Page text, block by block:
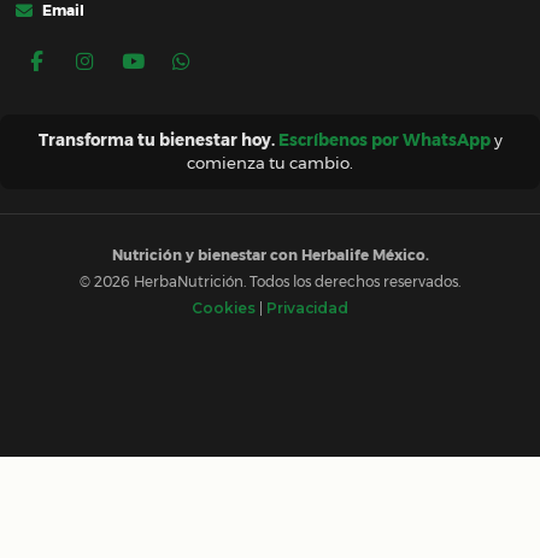
Email
Transforma tu bienestar hoy. Escríbenos por WhatsAppy
comienza tu cambio.
Nutrición y bienestar con Herbalife México.
© 2026 HerbaNutrición. Todos los derechos reservados.
Cookies
Privacidad